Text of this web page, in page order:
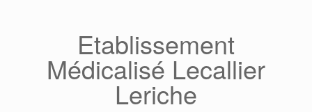
Etablissement
Médicalisé Lecallier
Leriche